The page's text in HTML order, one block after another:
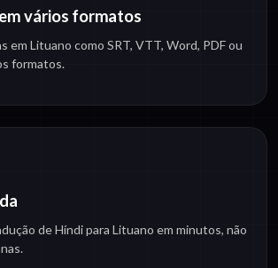
vários formatos
em Lituano como SRT, VTT, Word, PDF ou
formatos.
de Híndi para Lituano em minutos, não